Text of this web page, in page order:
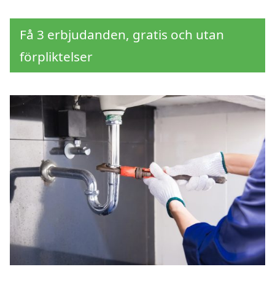
Få 3 erbjudanden, gratis och utan
förpliktelser